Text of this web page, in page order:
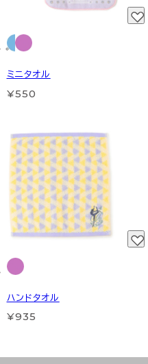
ミニタオル
¥550
ハンドタオル
¥935